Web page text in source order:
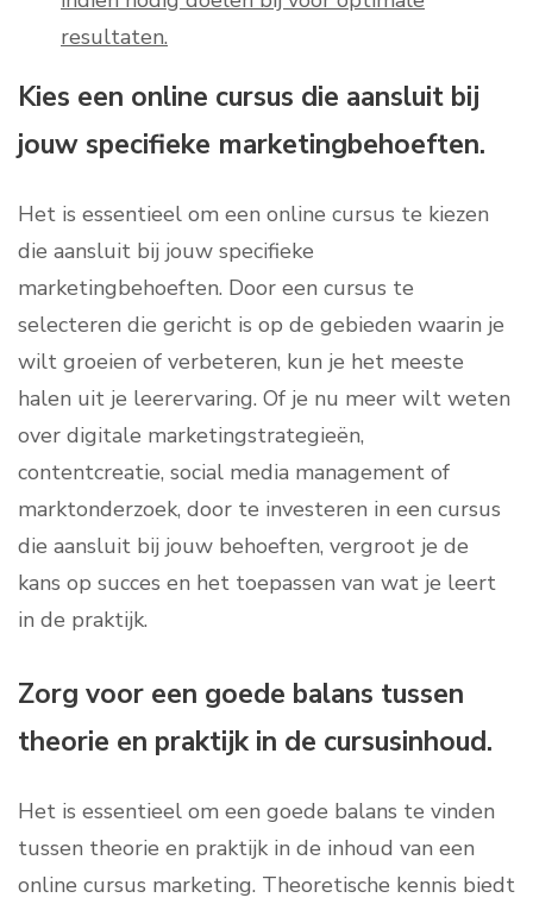
resultaten.
Kies een online cursus die aansluit bij
jouw specifieke marketingbehoeften.
Het is essentieel om een online cursus te kiezen
die aansluit bij jouw specifieke
marketingbehoeften. Door een cursus te
selecteren die gericht is op de gebieden waarin je
wilt groeien of verbeteren, kun je het meeste
halen uit je leerervaring. Of je nu meer wilt weten
over digitale marketingstrategieën,
contentcreatie, social media management of
marktonderzoek, door te investeren in een cursus
die aansluit bij jouw behoeften, vergroot je de
kans op succes en het toepassen van wat je leert
in de praktijk.
Zorg voor een goede balans tussen
theorie en praktijk in de cursusinhoud.
Het is essentieel om een goede balans te vinden
tussen theorie en praktijk in de inhoud van een
online cursus marketing. Theoretische kennis biedt